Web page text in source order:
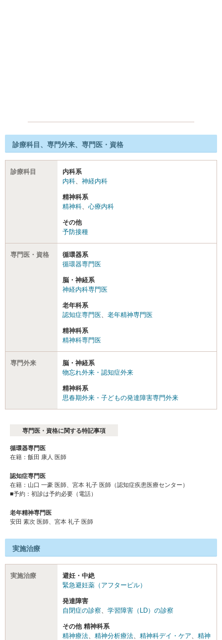
診療科目、専門外来、専門医・資格
診療科目
内科系
内科
神経内科
精神科系
精神科
心療内科
その他
予防接種
専門医・資格
循環器系
循環器専門医
脳・神経系
神経内科専門医
老年科系
認知症専門医
老年精神専門医
精神科系
精神科専門医
専門外来
脳・神経系
物忘れ外来・認知症外来
精神科系
思春期外来・子どもの発達障害専門外来
専門医・資格に関する特記事項
循環器専門医
在籍：飯田 康人 医師
認知症専門医
在籍：山口 一豪 医師、宮本 礼子 医師（認知症疾患医療センター）
■予約：初診は予約必要（電話）
老年精神専門医
安田 素次 医師、宮本 礼子 医師
実施治療
実施治療
避妊・中絶
緊急避妊薬（アフターピル）
発達障害
自閉症の診察
学習障害（LD）の診察
その他 精神科系
精神療法
精神分析療法 精神科デイ・ケア
精神